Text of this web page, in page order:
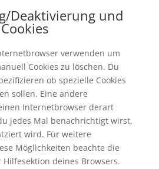
Deaktivierung und
verwenden um
Cookies zu löschen. Du
ob spezielle Cookies
sollen. Eine andere
Internetbrowser derart
jedes Mal benachrichtigt wirst,
wird. Für weitere
Möglichkeiten beachte die
deines Browsers.